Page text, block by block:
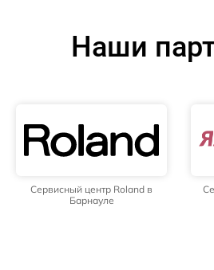
Наши
Сервисный центр Roland в
Барнауле